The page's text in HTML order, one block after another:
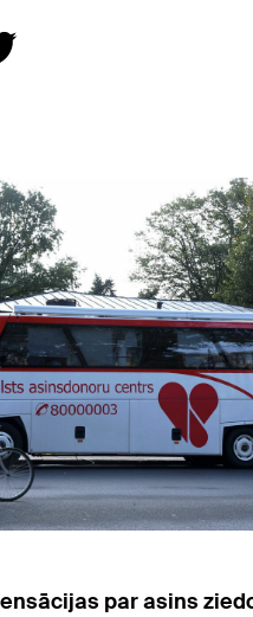
par asins